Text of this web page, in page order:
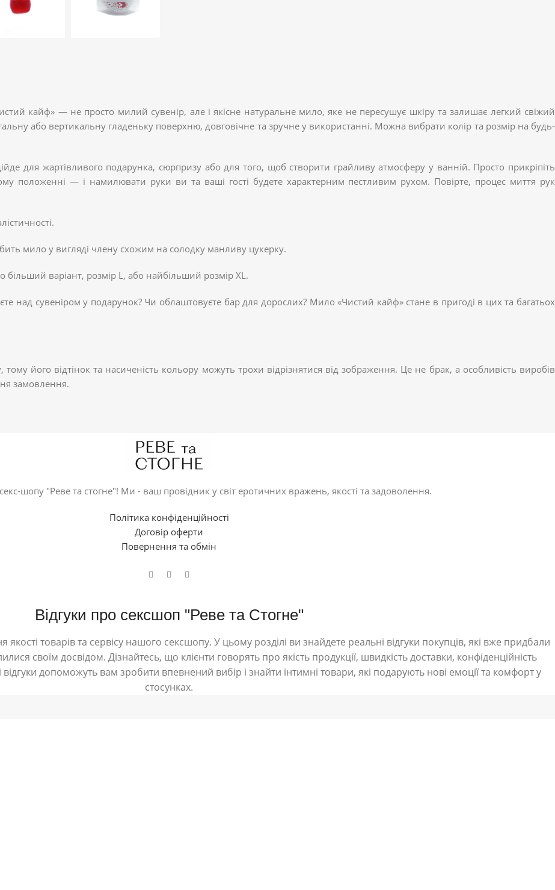
кайф» — не просто милий сувенір, але і якісне натуральне мило, яке не пересушує шкіру та залишає легкий свіжий
або вертикальну гладеньку поверхню, довговічне та зручне у використанні. Можна вибрати колір та розмір на будь-
для жартівливого подарунка, сюрпризу або для того, щоб створити грайливу атмосферу у ванній. Просто прикріпіть
положенні — і намилювати руки ви та ваші гості будете характерним пестливим рухом. Повірте, процес миття рук
мило у вигляді члену схожим на солодку манливу цукерку.
варіант, розмір L, або найбільший розмір XL.
над сувеніром у подарунок? Чи облаштовуєте бар для дорослих? Мило «Чистий кайф» стане в пригоді в цих та багатьох
його відтінок та насиченість кольору можуть трохи відрізнятися від зображення. Це не брак, а особливість виробів
замовлення.
шопу "Реве та стогне"! Ми - ваш провідник у світ еротичних вражень, якості та задоволення.
Політика конфіденційності
Договір оферти
Повернення та обмін
Відгуки про сексшоп "Реве та Стогне"
товарів та сервісу нашого сексшопу. У цьому розділі ви знайдете реальні відгуки покупців, які вже придбали
своїм досвідом. Дізнайтесь, що клієнти говорять про якість продукції, швидкість доставки, конфіденційність
допоможуть вам зробити впевнений вибір і знайти інтимні товари, які подарують нові емоції та комфорт у
стосунках.